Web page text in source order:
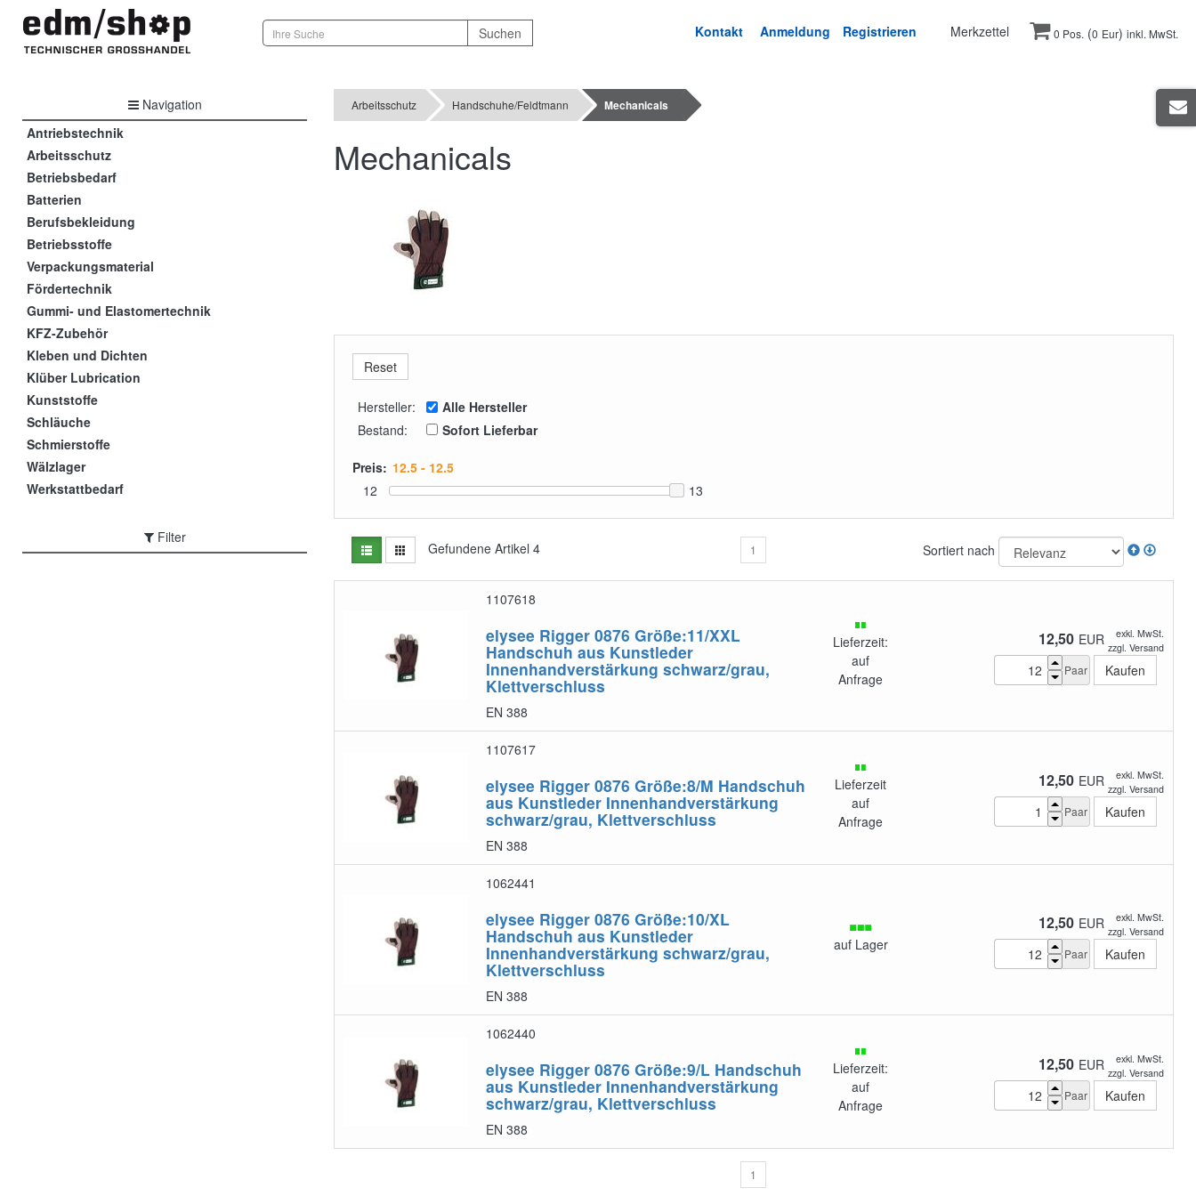
Kontakt Anmeldung Registrieren Merkzettel 0 Pos. (0 Eur) inkl. MwSt.
Navigation
Antriebstechnik
Arbeitsschutz
Betriebsbedarf
Batterien
Berufsbekleidung
Betriebsstoffe
Verpackungsmaterial
Fördertechnik
Gummi- und Elastomertechnik
KFZ-Zubehör
Kleben und Dichten
Klüber Lubrication
Kunststoffe
Schläuche
Schmierstoffe
Wälzlager
Werkstattbedarf
Filter
Arbeitsschutz Handschuhe/Feldtmann Mechanicals
Mechanicals
Hersteller:
Alle Hersteller
Bestand:
Sofort Lieferbar
Preis:
12
13
Gefundene Artikel 4 1 Sortiert nach
1107618
elysee Rigger 0876 Größe:11/XXL
Handschuh aus Kunstleder
Innenhandverstärkung schwarz/grau,
Klettverschluss
EN 388
Lieferzeit:
auf
Anfrage
12,50 EUR
exkl. MwSt.
zzgl. Versand
Paar
1107617
elysee Rigger 0876 Größe:8/M Handschuh
aus Kunstleder Innenhandverstärkung
schwarz/grau, Klettverschluss
EN 388
Lieferzeit
auf
Anfrage
12,50 EUR
exkl. MwSt.
zzgl. Versand
Paar
1062441
elysee Rigger 0876 Größe:10/XL
Handschuh aus Kunstleder
Innenhandverstärkung schwarz/grau,
Klettverschluss
EN 388
auf Lager
12,50 EUR
exkl. MwSt.
zzgl. Versand
Paar
1062440
elysee Rigger 0876 Größe:9/L Handschuh
aus Kunstleder Innenhandverstärkung
schwarz/grau, Klettverschluss
EN 388
Lieferzeit:
auf
Anfrage
12,50 EUR
exkl. MwSt.
zzgl. Versand
Paar
1